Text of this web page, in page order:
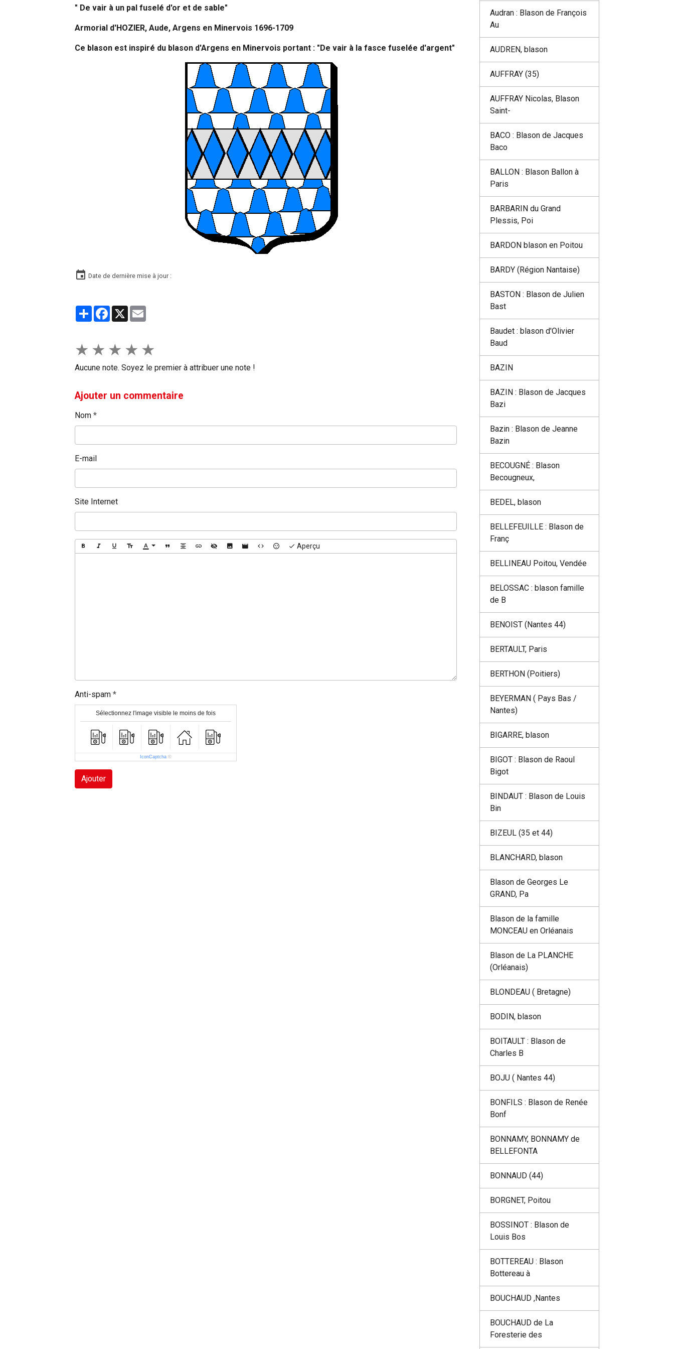
" De vair à un pal fuselé d'or et de sable"
Armorial d'HOZIER, Aude, Argens en Minervois 1696-1709
Ce blason est inspiré du blason d'Argens en Minervois portant : "De vair à la fasce fuselée d'argent"
Date de dernière mise à jour :
PartagerFacebook
X
★ ★ ★ ★ ★
Aucune note. Soyez le premier à attribuer une note !
Ajouter un commentaire
Nom
E-mail
Site Internet
Aperçu
Anti-spam
Sélectionnez l'image visible le moins de fois
IconCaptcha ©
Ajouter
Audran : Blason de François
Au
AUDREN, blason
AUFFRAY (35)
AUFFRAY Nicolas, Blason
Saint-
BACO : Blason de Jacques
Baco
BALLON : Blason Ballon à
Paris
BARBARIN du Grand
Plessis, Poi
BARDON blason en Poitou
BARDY (Région Nantaise)
BASTON : Blason de Julien
Bast
Baudet : blason d'Olivier
Baud
BAZIN
BAZIN : Blason de Jacques
Bazi
Bazin : Blason de Jeanne
Bazin
BECOUGNÉ : Blason
Becougneux,
BEDEL, blason
BELLEFEUILLE : Blason de
Franç
BELLINEAU Poitou, Vendée
BELOSSAC : blason famille
de B
BENOIST (Nantes 44)
BERTAULT, Paris
BERTHON (Poitiers)
BEYERMAN ( Pays Bas /
Nantes)
BIGARRE, blason
BIGOT : Blason de Raoul
Bigot
BINDAUT : Blason de Louis
Bin
BIZEUL (35 et 44)
BLANCHARD, blason
Blason de Georges Le
GRAND, Pa
Blason de la famille
MONCEAU en Orléanais
Blason de La PLANCHE
(Orléanais)
BLONDEAU ( Bretagne)
BODIN, blason
BOITAULT : Blason de
Charles B
BOJU ( Nantes 44)
BONFILS : Blason de Renée
Bonf
BONNAMY, BONNAMY de
BELLEFONTA
BONNAUD (44)
BORGNET, Poitou
BOSSINOT : Blason de
Louis Bos
BOTTEREAU : Blason
Bottereau à
BOUCHAUD ,Nantes
BOUCHAUD de La
Foresterie des